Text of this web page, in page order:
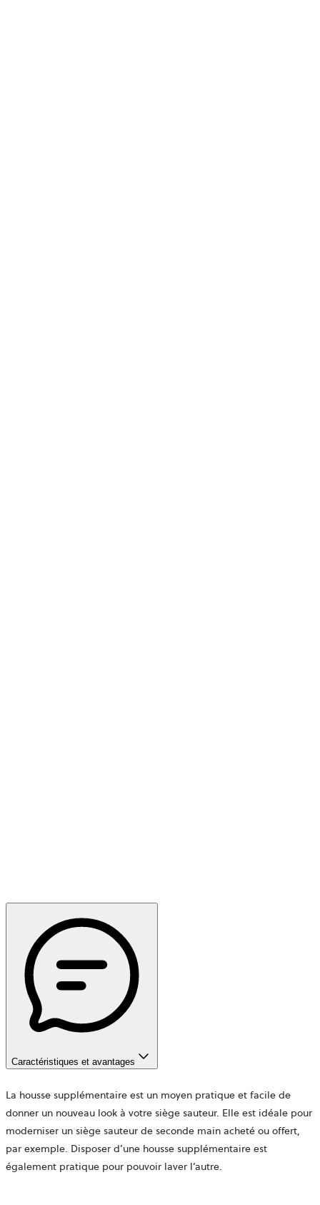
Caractéristiques et avantages
La housse supplémentaire est un moyen pratique et facile de
donner un nouveau look à votre siège sauteur. Elle est idéale pour
moderniser un siège sauteur de seconde main acheté ou offert,
par exemple. Disposer d’une housse supplémentaire est
également pratique pour pouvoir laver l’autre.